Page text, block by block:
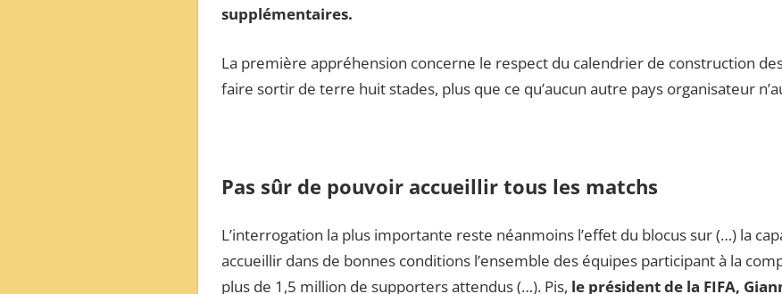
supplémentaires.
La première appréhension concerne le respect du calendrier de construction
faire sortir de terre huit stades, plus que ce qu’aucun autre pays organisateur
Pas sûr de pouvoir accueillir tous les matchs
L’interrogation la plus importante reste néanmoins l’effet du blocus sur (…) la
accueillir dans de bonnes conditions l’ensemble des équipes participant à la
plus de 1,5 million de supporters attendus (…). Pis, le président de la FIFA,